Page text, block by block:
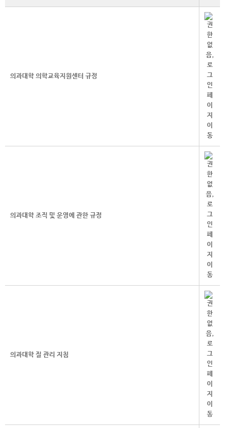
의과대학 의학교육지원센터 규정
의과대학 조직 및 운영에 관한 규정
의과대학 질 관리 지침